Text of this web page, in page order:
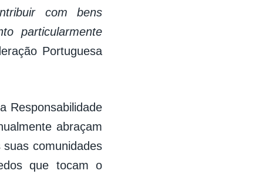
com bens
particularmente
Portuguesa
Responsabilidade
abraçam
comunidades
que tocam o